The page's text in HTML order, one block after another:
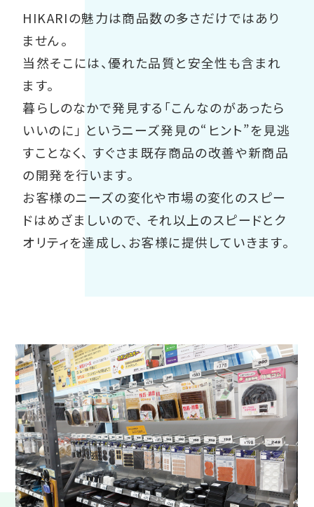
HIKARIの魅力は商品数の多さだけではあり
ません。
当然そこには、優れた品質と安全性も含まれ
ます。
暮らしのなかで発見する「こんなのがあったら
いいのに」 というニーズ発見の“ヒント”を見逃
すことなく、 すぐさま既存商品の改善や新商品
の開発を行います。
お客様のニーズの変化や市場の変化のスピー
ドはめざましいので、 それ以上のスピードとク
オリティを達成し、お客様に提供していきます。